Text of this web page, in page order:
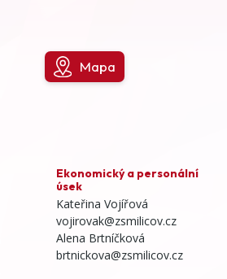
Mapa
Ekonomický a personální
úsek
Kateřina Vojířová
vojirovak@zsmilicov.cz
Alena Brtníčková
brtnickova@zsmilicov.cz